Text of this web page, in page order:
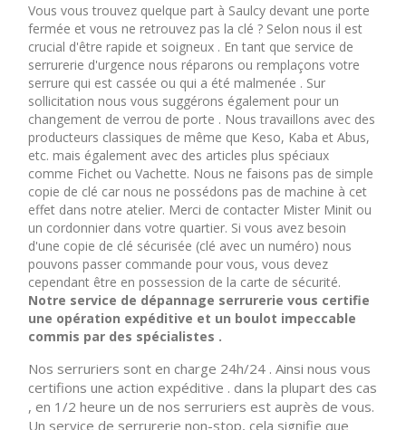
Vous vous trouvez quelque part à Saulcy devant une porte
fermée et vous ne retrouvez pas la clé ? Selon nous il est
crucial d'être rapide et soigneux . En tant que service de
serrurerie d'urgence nous réparons ou remplaçons votre
serrure qui est cassée ou qui a été malmenée . Sur
sollicitation nous vous suggérons également pour un
changement de verrou de porte . Nous travaillons avec des
producteurs classiques de même que Keso, Kaba et Abus,
etc. mais également avec des articles plus spéciaux
comme Fichet ou Vachette. Nous ne faisons pas de simple
copie de clé car nous ne possédons pas de machine à cet
effet dans notre atelier. Merci de contacter Mister Minit ou
un cordonnier dans votre quartier. Si vous avez besoin
d'une copie de clé sécurisée (clé avec un numéro) nous
pouvons passer commande pour vous, vous devez
cependant être en possession de la carte de sécurité.
Notre service de dépannage serrurerie vous certifie
une opération expéditive et un boulot impeccable
commis par des spécialistes .
Nos serruriers sont en charge 24h/24 . Ainsi nous vous
certifions une action expéditive . dans la plupart des cas
, en 1/2 heure un de nos serruriers est auprès de vous.
Un service de serrurerie non-stop, cela signifie que